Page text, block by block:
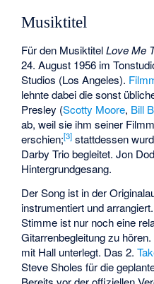
Musiktitel
Für den MusiktitelLove Me
24. August 1956 im
Studios (Los Angeles).
lehnte dabei die sonst
Presley (Scotty Moore, Bill
ab, weil sie ihm seiner
erschien;[3] stattdessen
Darby Trio begleitet. Jon
Hintergrundgesang.
Der Song ist in der
instrumentiert und
Stimme ist nur noch eine
Gitarrenbegleitung zu
mit Hall unterlegt. Das 2.
Steve Sholes für die